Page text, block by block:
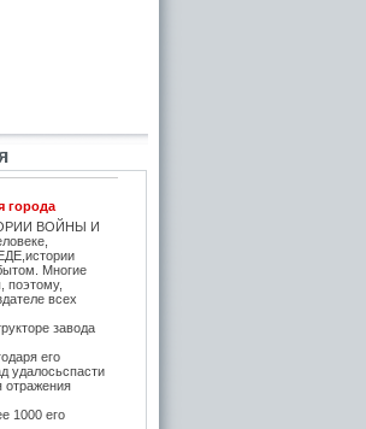
города
ВОЙНЫ И
Многие
поэтому,
всех
завода
его
удалосьспасти
отражения
1000 его